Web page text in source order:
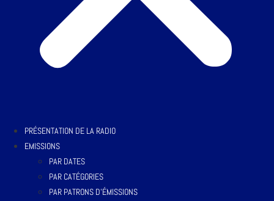
PRÉSENTATION DE LA RADIO
EMISSIONS
PAR DATES
PAR CATÉGORIES
PAR PATRONS D’ÉMISSIONS